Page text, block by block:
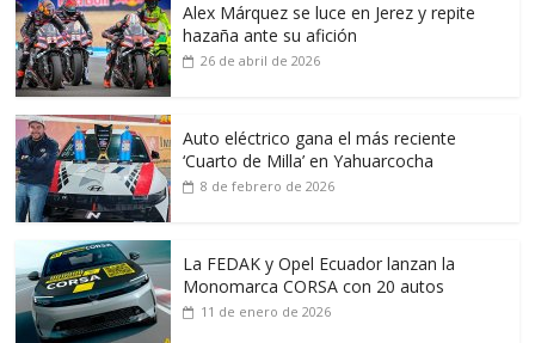
Alex Márquez se luce en Jerez y repite
hazaña ante su afición
26 de abril de 2026
Auto eléctrico gana el más reciente
‘Cuarto de Milla’ en Yahuarcocha
8 de febrero de 2026
La FEDAK y Opel Ecuador lanzan la
Monomarca CORSA con 20 autos
11 de enero de 2026